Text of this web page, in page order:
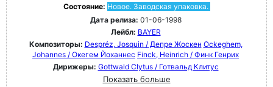
Состояние: Новое. Заводская упаковка.
Дата релиза: 01-06-1998
Лейбл: BAYER
Композиторы: Despréz, Josquin / Депре Жоскен Ockeghem,
Johannes / Окегем Йоханнес Finck, Heinrich / Финк Генрих
Дирижеры: Gottwald Clytus / Готвальд Клитус
Показать больше